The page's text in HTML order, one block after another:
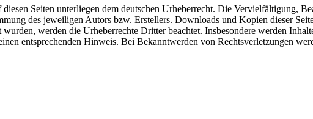
Seiten unterliegen dem deutschen Urheberrecht. Die Vervielfältigung,
des jeweiligen Autors bzw. Erstellers. Downloads und Kopien dieser
werden die Urheberrechte Dritter beachtet. Insbesondere werden
entsprechenden Hinweis. Bei Bekanntwerden von Rechtsverletzungen